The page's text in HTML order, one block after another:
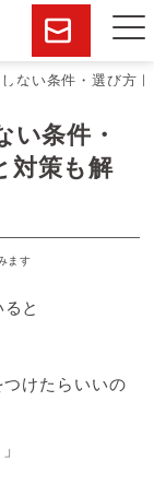
ない条件・選び方
条件・
対策も解
ます
と
つけたらいいの